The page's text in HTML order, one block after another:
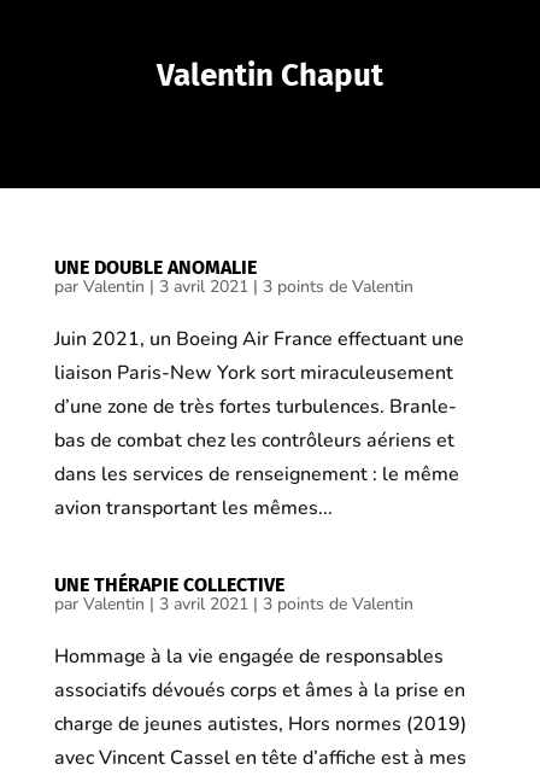
Valentin Chaput
UNE DOUBLE ANOMALIE
par Valentin | 3 avril 2021| 3 points de Valentin
Juin 2021, un Boeing Air France effectuant une
liaison Paris-New York sort miraculeusement
d’une zone de très fortes turbulences. Branle-
bas de combat chez les contrôleurs aériens et
dans les services de renseignement : le même
avion transportant les mêmes...
UNE THÉRAPIE COLLECTIVE
par Valentin | 3 avril 2021| 3 points de Valentin
Hommage à la vie engagée de responsables
associatifs dévoués corps et âmes à la prise en
charge de jeunes autistes, Hors normes (2019)
avec Vincent Cassel en tête d’affiche est à mes